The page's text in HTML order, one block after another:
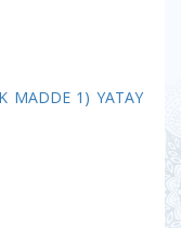
MADDE 1) YATAY